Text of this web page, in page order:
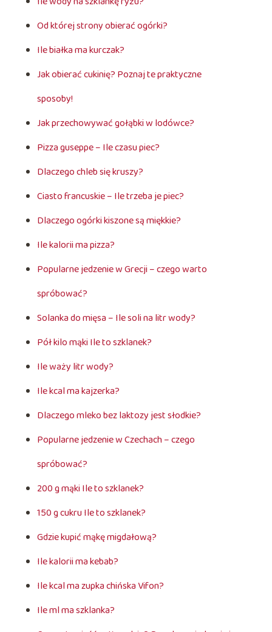
Od której strony obierać ogórki?
Ile białka ma kurczak?
Jak obierać cukinię? Poznaj te praktyczne
sposoby!
Jak przechowywać gołąbki w lodówce?
Pizza guseppe – Ile czasu piec?
Dlaczego chleb się kruszy?
Ciasto francuskie – Ile trzeba je piec?
Dlaczego ogórki kiszone są miękkie?
Ile kalorii ma pizza?
Popularne jedzenie w Grecji – czego warto
spróbować?
Solanka do mięsa – Ile soli na litr wody?
Pół kilo mąki Ile to szklanek?
Ile waży litr wody?
Ile kcal ma kajzerka?
Dlaczego mleko bez laktozy jest słodkie?
Popularne jedzenie w Czechach – czego
spróbować?
200 g mąki Ile to szklanek?
150 g cukru Ile to szklanek?
Gdzie kupić mąkę migdałową?
Ile kalorii ma kebab?
Ile kcal ma zupka chińska Vifon?
Ile ml ma szklanka?